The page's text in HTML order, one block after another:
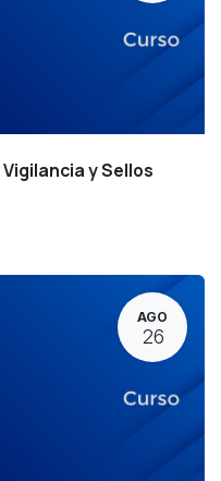
y Sellos
AGO
26